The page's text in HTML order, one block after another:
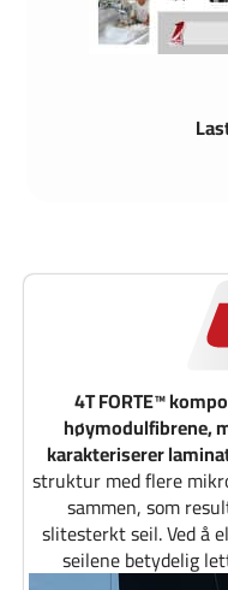
4T FORTE™
høymodulfibrene,
karakteriserer
struktur med flere
sammen, som
slitesterkt seil. Ved å
seilene betydelig